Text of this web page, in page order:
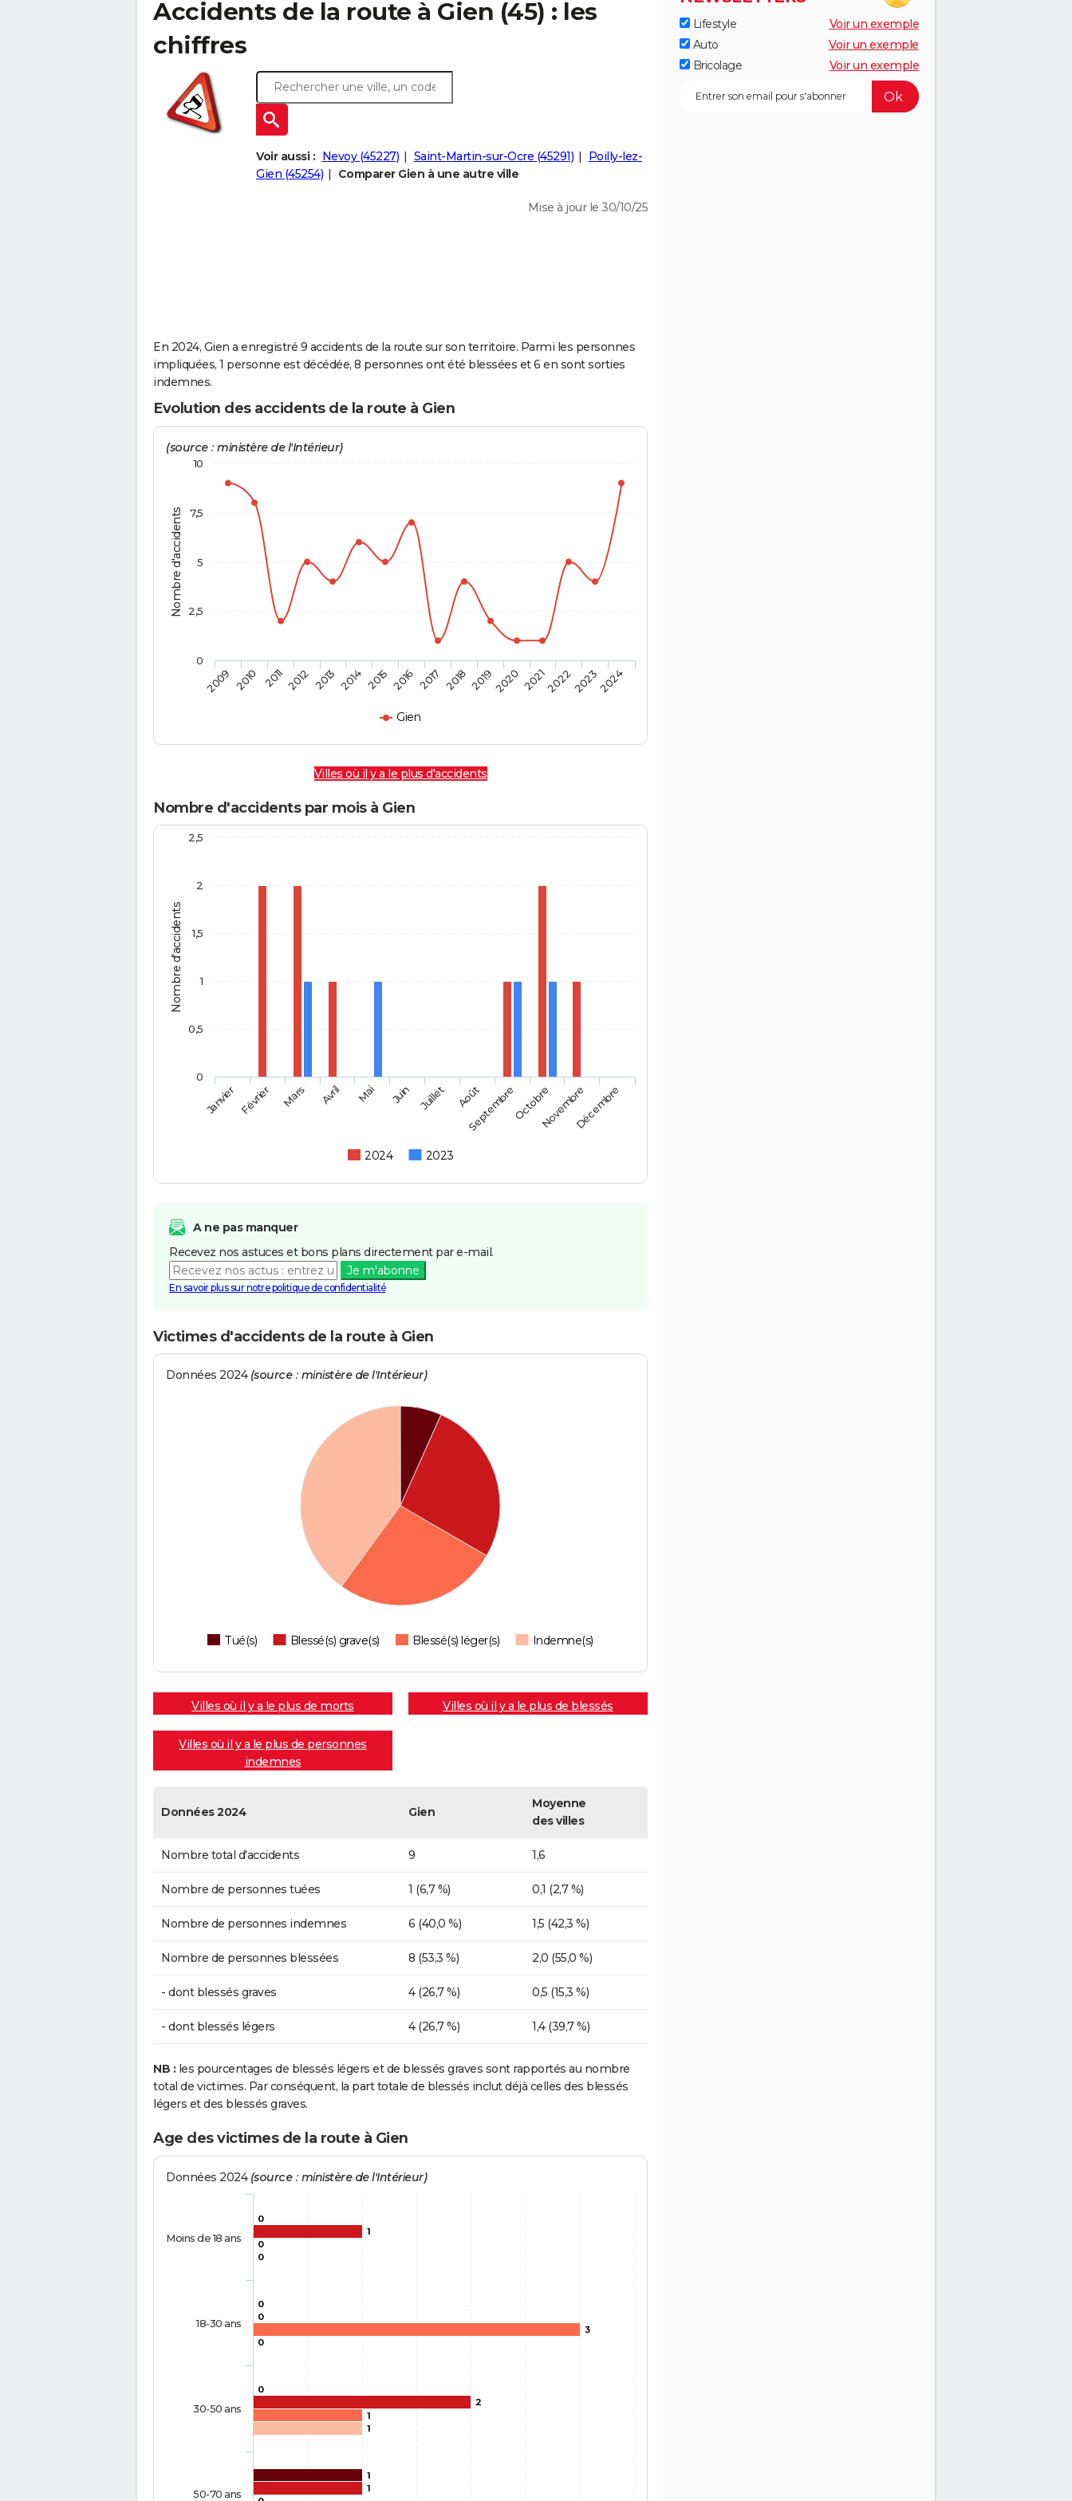
Accidents de la route à Gien (45) : les
chiffres
Voir aussi : Nevoy (45227) Saint-Martin-sur-Ocre (45291)
Poilly-lez-
Gien (45254)
Comparer Gien à une autre ville
Mise à jour le 30/10/25
En 2024, Gien a enregistré 9 accidents de la route sur son territoire. Parmi les personnes
impliquées, 1 personne est décédée, 8 personnes ont été blessées et 6 en sont sorties
indemnes.
Evolution des accidents de la route à Gien
Nombre d'accidents
(source : ministère de l'Intérieur)
Gien
2009 2010 2011 2012 2013 2014 2015 2016 2017 2018 20192020 2021202220232024
0
2,5
5
7,5
10
Villes où il y a le plus d'accidents
Nombre d'accidents par mois à Gien
Nombre d'accidents
2024 2023
Janvier Février Mars Avril Mai Juin Juillet Août
SeptembreOctobreNovembreDécembre
0
0,5
1
1,5
2
2,5
A ne pas manquer
Recevez nos astuces et bons plans directement par e-mail.
Je m'abonne
En savoir plus sur notre politique de confidentialité
Victimes d'accidents de la route à Gien
Données 2024 (source : ministère de l'Intérieur)
Tué(s) Blessé(s) grave(s) Blessé(s) léger(s) Indemne(s)
Villes où il y a le plus de morts Villes où il y a le plus de blessés
Villes où il y a le plus de personnes
indemnes
Données 2024 Gien
Moyenne
des villes
Nombre total d'accidents 9 1,6
Nombre de personnes tuées 1 (6,7 %) 0,1 (2,7 %)
Nombre de personnes indemnes 6 (40,0 %) 1,5 (42,3 %)
Nombre de personnes blessées 8 (53,3 %) 2,0 (55,0 %)
- dont blessés graves 4 (26,7 %) 0,5 (15,3 %)
- dont blessés légers 4 (26,7 %) 1,4 (39,7 %)
NB : les pourcentages de blessés légers et de blessés graves sont rapportés au nombre
total de victimes. Par conséquent, la part totale de blessés inclut déjà celles des blessés
légers et des blessés graves.
Age des victimes de la route à Gien
Données 2024 (source : ministère de l'Intérieur)
0
0
0
1
1
0
2
1
0
3
1
0
0
1
Moins de 18 ans
18-30 ans
30-50 ans
50-70 ans
Lifestyle
Voir un exemple
Auto
Voir un exemple
Bricolage
Voir un exemple